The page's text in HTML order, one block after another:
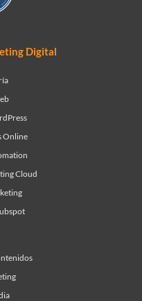
Digital
Online
Cloud